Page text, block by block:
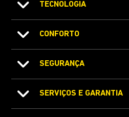
TECNOLOGIA
CONFORTO
SEGURANÇA
SERVIÇOS E GARANTIA